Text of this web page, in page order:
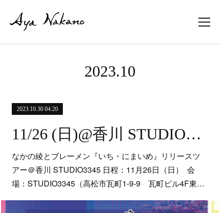
2023.10
2023.10.30 04:20
11/26 (日)@香川 STUDIO3345
なかの綾とブレーメン『いち・にまいめ』リリースツ
アー＠香川 STUDIO3345 日程：11月26日（日） 会
場：STUDIO3345（高松市瓦町1-9-9 瓦町ビル4F東…